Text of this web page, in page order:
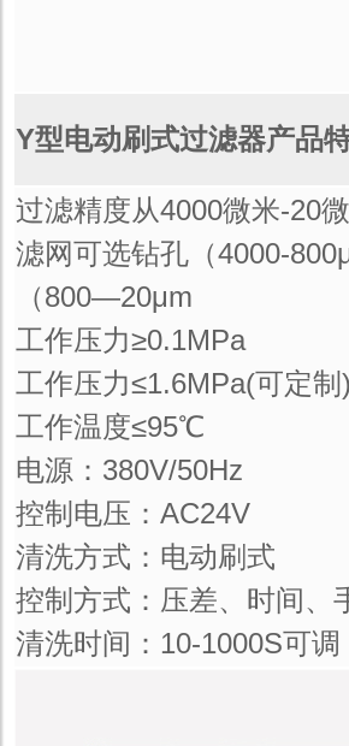
Y型电动刷式过滤器产品
过滤精度从4000微米-20
滤网可选钻孔（4000-
（800—20μm
工作压力≥0.1MPa
工作压力≤1.6MPa(可定制)
工作温度≤95℃
电源：380V/50Hz
控制电压：AC24V
清洗方式：电动刷式
控制方式：压差、时间、
清洗时间：10-1000S可调